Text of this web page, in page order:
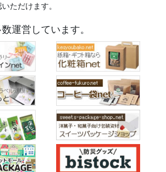
ただけます。
運営しています。